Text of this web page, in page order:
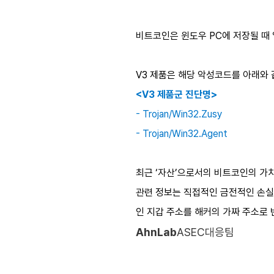
비트코인은 윈도우 PC에 저장될
V3 제품은 해당 악성코드를 아래와
<V3 제품군 진단명>
- Trojan/Win32.Zusy
- Trojan/Win32.Agent
최근 ‘자산’으로서의 비트코인의
관련 정보는 직접적인 금전적인 손
인 지갑 주소를 해커의 가짜 주소
AhnLabASEC대응팀